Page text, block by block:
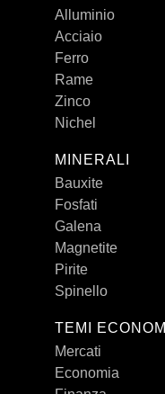
Alluminio
Acciaio
Ferro
Rame
Zinco
Nichel
MINERALI
Bauxite
Fosfati
Galena
Magnetite
Pirite
Spinello
TEMI
Mercati
Economia